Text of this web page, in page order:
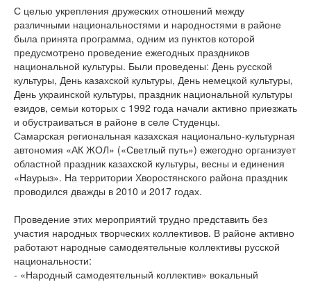
С целью укрепления дружеских отношений между
различными национальностями и народностями в районе
была принята программа, одним из пунктов которой
предусмотрено проведение ежегодных праздников
национальной культуры. Были проведены: День русской
культуры, День казахской культуры, День немецкой культуры,
День украинской культуры, праздник национальной культуры
езидов, семьи которых с 1992 года начали активно приезжать
и обустраиваться в районе в селе Студенцы.
Самарская региональная казахская национально-культурная
автономия «АК ЖОЛ» («Светлый путь») ежегодно организует
областной праздник казахской культуры, весны и единения
«Наурыз». На территории Хворостянского района праздник
проводился дважды в 2010 и 2017 годах.
Проведение этих мероприятий трудно представить без
участия народных творческих коллективов. В районе активно
работают народные самодеятельные коллективы русской
национальности:
- «Народный самодеятельный коллектив» вокальный